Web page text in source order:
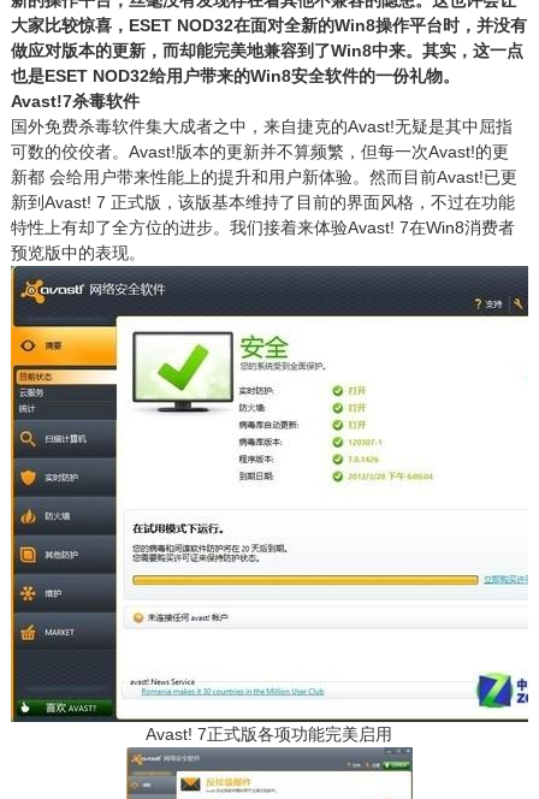
大家比较惊喜，ESET NOD32在面对全新的Win8操作平台时，并没有
做应对版本的更新，而却能完美地兼容到了Win8中来。其实，这一点
也是ESET NOD32给用户带来的Win8安全软件的一份礼物。
Avast!7杀毒软件
国外免费杀毒软件集大成者之中，来自捷克的Avast!无疑是其中屈指
可数的佼佼者。Avast!版本的更新并不算频繁，但每一次Avast!的更
新都 会给用户带来性能上的提升和用户新体验。然而目前Avast!已更
新到Avast! 7 正式版，该版基本维持了目前的界面风格，不过在功能
特性上有却了全方位的进步。我们接着来体验Avast! 7在Win8消费者
预览版中的表现。
Avast! 7正式版各项功能完美启用